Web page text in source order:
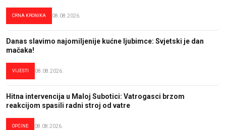
CRNA KRONIKA 08.08.2026.
Danas slavimo najomiljenije kućne ljubimce: Svjetski je dan
mačaka!
VIJESTI 08.08.2026.
Hitna intervencija u Maloj Subotici: Vatrogasci brzom
reakcijom spasili radni stroj od vatre
OPĆINE 08.08.2026.